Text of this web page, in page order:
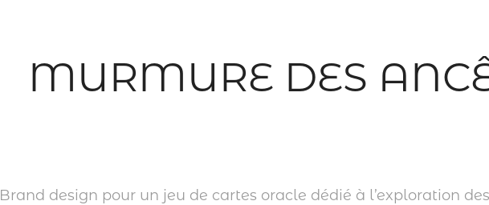
MURMURE DES
Brand design pour un jeu de cartes oracle dédié à l’exploration